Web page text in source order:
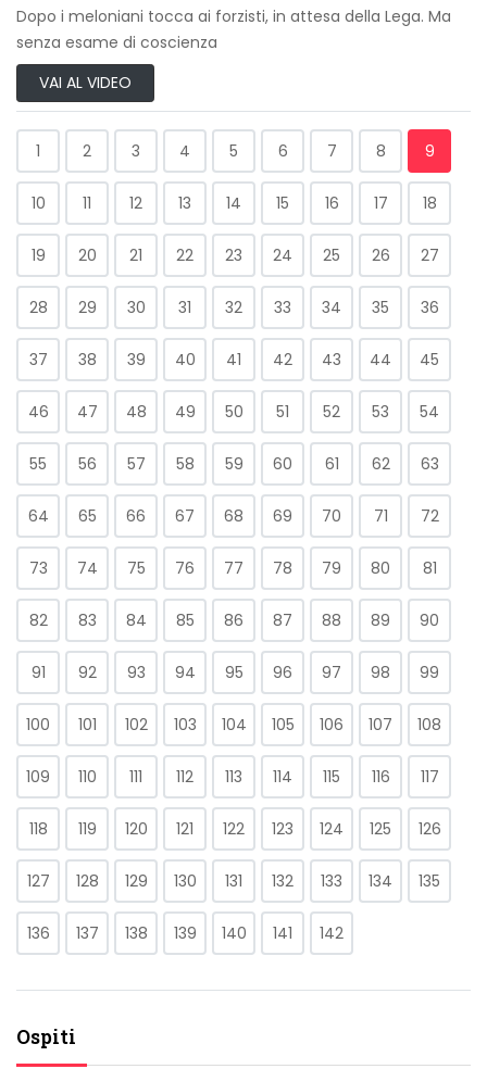
Dopo i meloniani tocca ai forzisti, in attesa della Lega. Ma
senza esame di coscienza
VAI AL VIDEO
1 2 3 4 5 6 7 8 9
10 11 12 13 14 15 16 17 18
19 20 21 22 23 24 25 26 27
28 29 30 31 32 33 34 35 36
37 38 39 40 41 42 43 44 45
46 47 48 49 50 51 52 53 54
55 56 57 58 59 60 61 62 63
64 65 66 67 68 69 70 71 72
73 74 75 76 77 78 79 80 81
82 83 84 85 86 87 88 89 90
91 92 93 94 95 96 97 98 99
100 101 102 103 104 105 106 107 108
109 110 111 112 113 114 115 116 117
118 119 120 121 122 123 124 125 126
127 128 129 130 131 132 133 134 135
136 137 138 139 140 141 142
Ospiti